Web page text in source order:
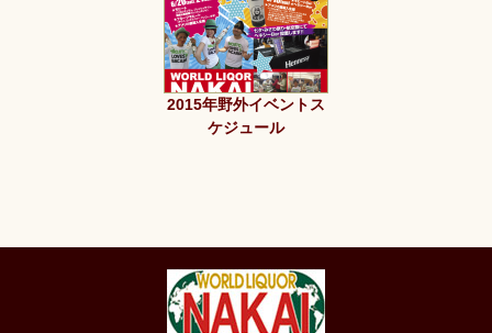
2015年野外イベントス
ケジュール